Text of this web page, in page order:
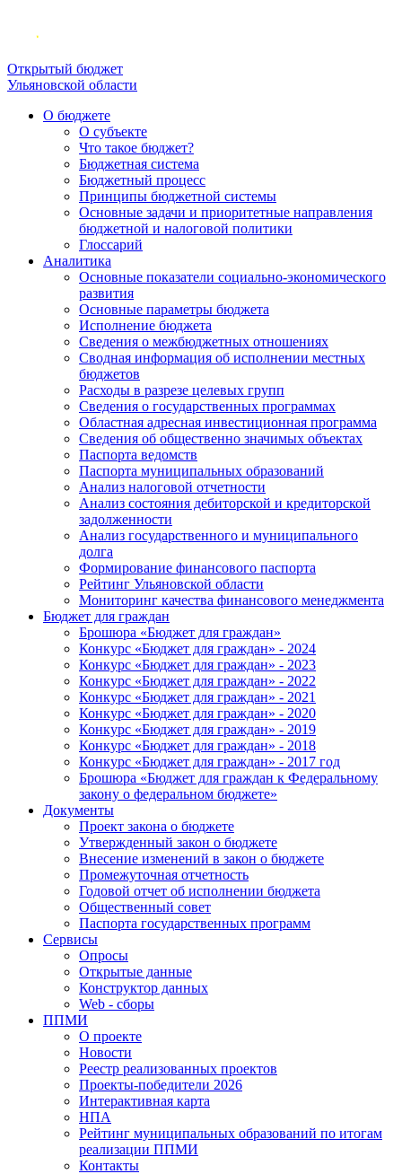
Открытый бюджет
Ульяновской области
О бюджете
О субъекте
Что такое бюджет?
Бюджетная система
Бюджетный процесс
Принципы бюджетной системы
Основные задачи и приоритетные направления
бюджетной и налоговой политики
Глоссарий
Аналитика
Основные показатели социально-экономического
развития
Основные параметры бюджета
Исполнение бюджета
Сведения о межбюджетных отношениях
Сводная информация об исполнении местных
бюджетов
Расходы в разрезе целевых групп
Сведения о государственных программах
Областная адресная инвестиционная программа
Сведения об общественно значимых объектах
Паспорта ведомств
Паспорта муниципальных образований
Анализ налоговой отчетности
Анализ состояния дебиторской и кредиторской
задолженности
Анализ государственного и муниципального
долга
Формирование финансового паспорта
Рейтинг Ульяновской области
Мониторинг качества финансового менеджмента
Бюджет для граждан
Брошюра «Бюджет для граждан»
Конкурс «Бюджет для граждан» - 2024
Конкурс «Бюджет для граждан» - 2023
Конкурс «Бюджет для граждан» - 2022
Конкурс «Бюджет для граждан» - 2021
Конкурс «Бюджет для граждан» - 2020
Конкурс «Бюджет для граждан» - 2019
Конкурс «Бюджет для граждан» - 2018
Конкурс «Бюджет для граждан» - 2017 год
Брошюра «Бюджет для граждан к Федеральному
закону о федеральном бюджете»
Документы
Проект закона о бюджете
Утвержденный закон о бюджете
Внесение изменений в закон о бюджете
Промежуточная отчетность
Годовой отчет об исполнении бюджета
Общественный совет
Паспорта государственных программ
Сервисы
Опросы
Открытые данные
Конструктор данных
Web - сборы
ППМИ
О проекте
Новости
Реестр реализованных проектов
Проекты-победители 2026
Интерактивная карта
НПА
Рейтинг муниципальных образований по итогам
реализации ППМИ
Контакты